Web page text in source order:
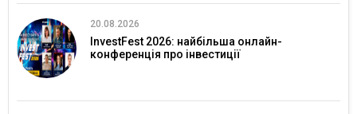
20.08.2026
InvestFest 2026: найбільша онлайн-
конференція про інвестиції